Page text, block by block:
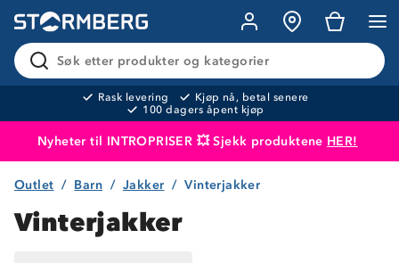
Søk etter produkter og kategorier
Rask levering
Kjøp nå, betal senere
100 dagers åpent kjøp
Nyheter til INTROPRISER 💥 Sjekk produktene HER!
Produktet er lagt i handlekurven
Outlet Barn Jakker Vinterjakker
Vinterjakker